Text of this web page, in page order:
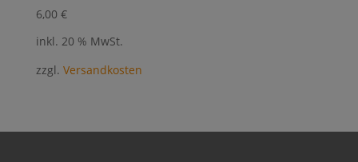
6,00 €
inkl. 20 % MwSt.
zzgl. Versandkosten